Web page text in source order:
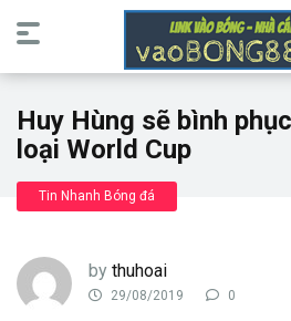
Huy Hùng sẽ bình
loại World Cup
Tin Nhanh Bóng đá
by thuhoai
29/08/2019 0